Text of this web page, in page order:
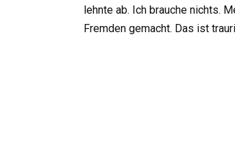
lehnte ab. Ich brauche nichts.
Fremden gemacht. Das ist